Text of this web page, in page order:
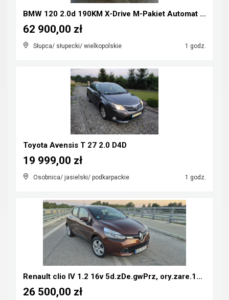
BMW 120 2.0d 190KM X-Drive M-Pakiet Automat FULL L...
Słupca/ słupecki/ wielkopolskie 1 godz.
62 900,00 zł
Toyota Avensis T 27 2.0 D4D
Osobnica/ jasielski/ podkarpackie 1 godz.
19 999,00 zł
Renault clio IV 1.2 16v 5d.zDe.gwPrz, ory.zare.134...
26 500,00 zł